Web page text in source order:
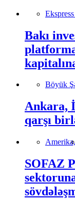
Bakı
Böyük
Ankara,
qarşı
Amerika,
SOFAZ